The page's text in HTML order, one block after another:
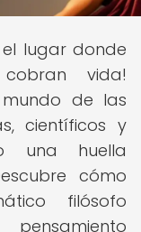
el lugar donde
vida!
de las
científicos y
una huella
cómo
filósofo